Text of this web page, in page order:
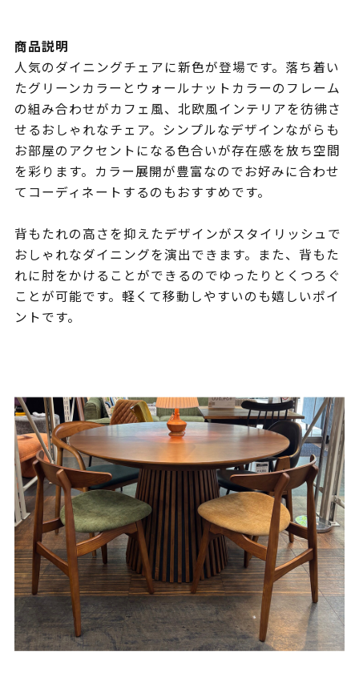
商品説明
人気のダイニングチェアに新色が登場です。落ち着い
たグリーンカラーとウォールナットカラーのフレーム
の組み合わせがカフェ風、北欧風インテリアを彷彿さ
せるおしゃれなチェア。シンプルなデザインながらも
お部屋のアクセントになる色合いが存在感を放ち空間
を彩ります。カラー展開が豊富なのでお好みに合わせ
てコーディネートするのもおすすめです。
背もたれの高さを抑えたデザインがスタイリッシュで
おしゃれなダイニングを演出できます。また、背もた
れに肘をかけることができるのでゆったりとくつろぐ
ことが可能です。軽くて移動しやすいのも嬉しいポイ
ントです。